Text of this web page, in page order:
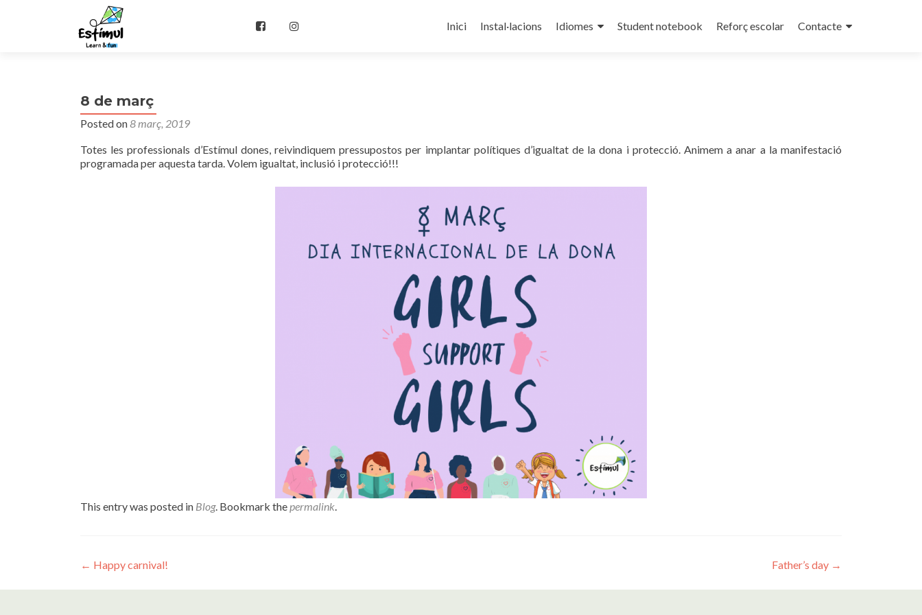
to
Inici Instal·lacions Idiomes Student notebook Reforç escolar Contacte
8 de març
Posted on8 març, 2019
Totes les professionals d’Estímul dones, reivindiquem pressupostos per implantar polítiques d’igualtat de la dona i protecció. Animem a anar a la manifestació
programada per aquesta tarda. Volem igualtat, inclusió i protecció!!!
This entry was posted in Blog. Bookmark thepermalink.
Navegació
d'entrades
← Happy carnival! Father’s day →